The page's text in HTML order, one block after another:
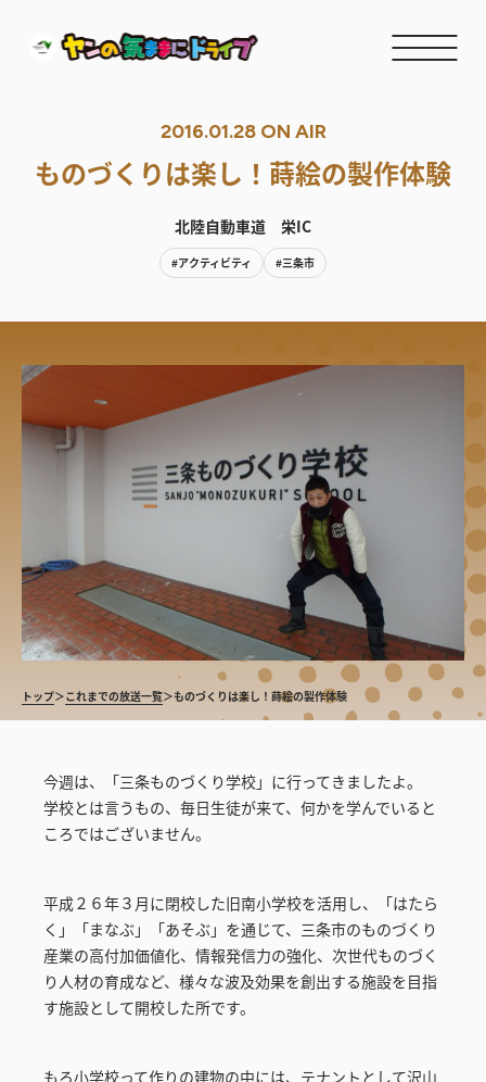
2016.01.28 ON AIR
ものづくりは楽し！蒔絵の製作体験
北陸自動車道 栄IC
#アクティビティ #三条市
トップ＞これまでの放送一覧＞ものづくりは楽し！蒔絵の製作体験
今週は、「三条ものづくり学校」に行ってきましたよ。
学校とは言うもの、毎日生徒が来て、何かを学んでいると
ころではございません。
平成２６年３月に閉校した旧南小学校を活用し、「はたら
く」「まなぶ」「あそぶ」を通じて、三条市のものづくり
産業の高付加価値化、情報発信力の強化、次世代ものづく
り人材の育成など、様々な波及効果を創出する施設を目指
す施設として開校した所です。
もろ小学校って作りの建物の中には、テナントとして沢山